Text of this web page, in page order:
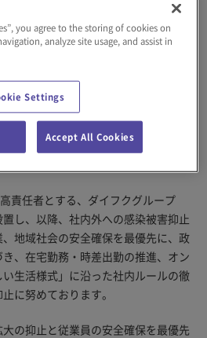
務する社員1名が、新型コロナウイル
認いたしました。
判明しました。現在は療養施設への
おり、8月8日(土)以降、出勤はして
め、所管保健所と連携のうえで、濃
責任者とする、ダイフクグループ
置し、以降、社内外への感染被害抑止
地域社会の安全確保を最優先に、政
、在宅勤務・時差出勤の推進、オン
生活様式」に沿った社内ルールの徹
に努めております。
の抑止と従業員の安全確保を最優先
you agree to the storing of cookies on
analyze site usage, and assist in
Settings
Accept All Cookies